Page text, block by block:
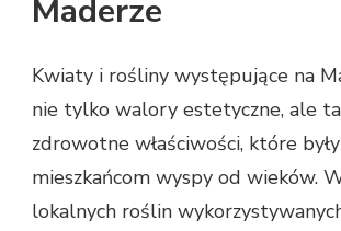
Maderze
Kwiaty i rośliny występujące na
nie tylko walory estetyczne, ale
zdrowotne właściwości, które
mieszkańcom wyspy od wieków.
lokalnych roślin